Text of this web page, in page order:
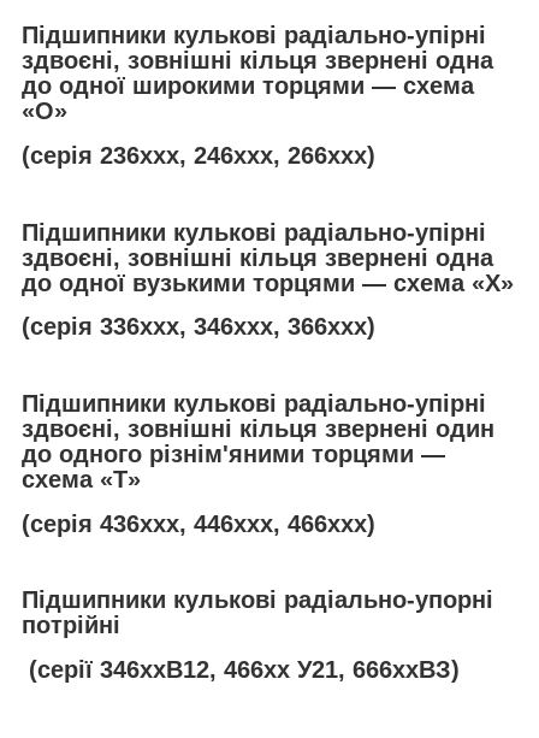
Підшипники кулькові радіально-упірні
здвоєні, зовнішні кільця звернені одна
до одної широкими торцями — схема
«О»
(серія 236ххх, 246ххх, 266ххх)
Підшипники кулькові радіально-упірні
здвоєні, зовнішні кільця звернені одна
до одної вузькими торцями — схема «Х»
(серія 336ххх, 346ххх, 366ххх)
Підшипники кулькові радіально-упірні
здвоєні, зовнішні кільця звернені один
до одного різнім'яними торцями —
схема «T»
(серія 436ххх, 446ххх, 466ххх)
Підшипники кулькові радіально-упорні
потрійні
(серії 346ххВ12, 466хх У21, 666ххВЗ)